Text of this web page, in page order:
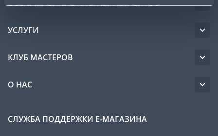
ОБСЛУЖИВАНИЕ ЧАСТНЫХ КЛИЕНТОВ
УСЛУГИ
КЛУБ МАСТЕРОВ
О НАС
СЛУЖБА ПОДДЕРЖКИ Е-МАГАЗИНА